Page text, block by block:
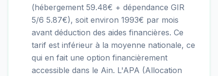
(hébergement 59.48€ + dépendance GIR
5/6 5.87€), soit environ 1993€ par mois
avant déduction des aides financières. Ce
tarif est inférieur à la moyenne nationale, ce
qui en fait une option financièrement
accessible dans le Ain. L'APA (Allocation